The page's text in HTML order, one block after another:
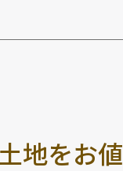
地をお値